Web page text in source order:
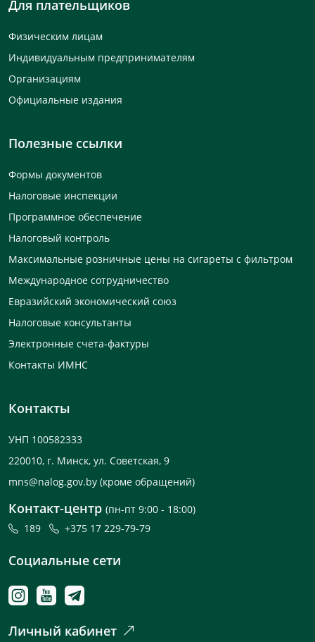
Для плательщиков
Физическим лицам
Индивидуальным предпринимателям
Организациям
Официальные издания
Полезные ссылки
Формы документов
Налоговые инспекции
Программное обеспечение
Налоговый контроль
Максимальные розничные цены на сигареты с фильтром
Международное сотрудничество
Евразийский экономический союз
Налоговые консультанты
Электронные счета-фактуры
Контакты ИМНС
Контакты
УНП 100582333
220010, г. Минск, ул. Советская, 9
mns@nalog.gov.by (кроме обращений)
Контакт-центр (пн-пт 9:00 - 18:00)
189
+375 17 229-79-79
Социальные сети
Личный кабинет